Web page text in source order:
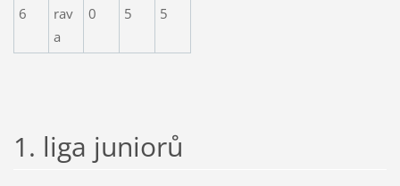
6
rav
a
0 5 5
1. liga juniorů